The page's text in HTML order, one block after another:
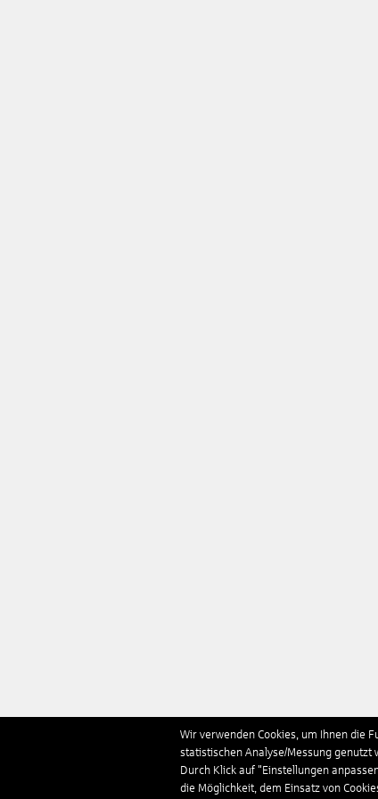
Wir verwenden Cookies, um Ihnen die
statistischen Analyse/Messung
Durch Klick auf "Einstellungen
die Möglichkeit, dem Einsatz von